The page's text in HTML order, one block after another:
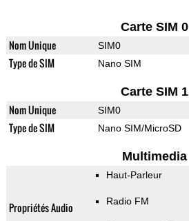
Carte SIM 0
Nom Unique SIM0
Type de SIM Nano SIM
Carte SIM 1
Nom Unique SIM0
Type de SIM Nano SIM/MicroSD
Multimedia
Propriétés Audio
Haut-Parleur
Radio FM